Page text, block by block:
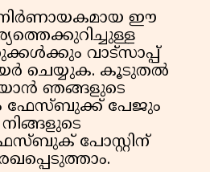
നിർണായകമായ ഈ
വാട്സാപ്പ്
ചെയ്യുക. കൂടുതൽ
ഞങ്ങളുടെ
ഫേസ്ബുക്ക് പേജും
പോസ്റ്റിന്